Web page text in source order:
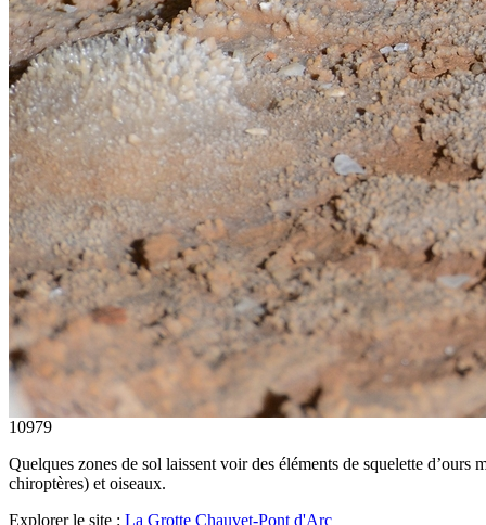
10979
Quelques zones de sol laissent voir des éléments de squelette
chiroptères) et oiseaux.
Explorer le site : La Grotte Chauvet-Pont d'Arc